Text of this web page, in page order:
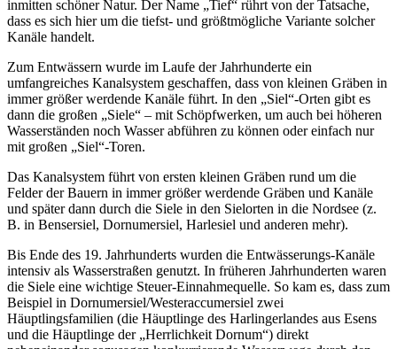
inmitten schöner Natur. Der Name „Tief“ rührt von der Tatsache,
dass es sich hier um die tiefst- und größtmögliche Variante solcher
Kanäle handelt.
Zum Entwässern wurde im Laufe der Jahrhunderte ein
umfangreiches Kanalsystem geschaffen, dass von kleinen Gräben in
immer größer werdende Kanäle führt. In den „Siel“-Orten gibt es
dann die großen „Siele“ – mit Schöpfwerken, um auch bei höheren
Wasserständen noch Wasser abführen zu können oder einfach nur
mit großen „Siel“-Toren.
Das Kanalsystem führt von ersten kleinen Gräben rund um die
Felder der Bauern in immer größer werdende Gräben und Kanäle
und später dann durch die Siele in den Sielorten in die Nordsee (z.
B. in Bensersiel, Dornumersiel, Harlesiel und anderen mehr).
Bis Ende des 19. Jahrhunderts wurden die Entwässerungs-Kanäle
intensiv als Wasserstraßen genutzt. In früheren Jahrhunderten waren
die Siele eine wichtige Steuer-Einnahmequelle. So kam es, dass zum
Beispiel in Dornumersiel/Westeraccumersiel zwei
Häuptlingsfamilien (die Häuptlinge des Harlingerlandes aus Esens
und die Häuptlinge der „Herrlichkeit Dornum“) direkt